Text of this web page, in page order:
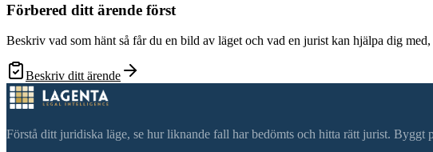
Förbered ditt ärende först
Beskriv vad som hänt så får du en bild av läget och vad en jurist kan hjälpa dig
Beskriv ditt ärende
Förstå ditt juridiska läge, se hur liknande fall har bedömts och hitta rätt jurist. Byggt